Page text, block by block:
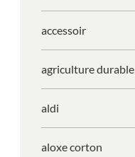
accessoir
agriculture durable
aldi
aloxe corton